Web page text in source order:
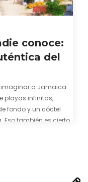
conoce:
del
imaginar a Jamaica
playas infinitas,
fondo y un cóctel
también es cierto.